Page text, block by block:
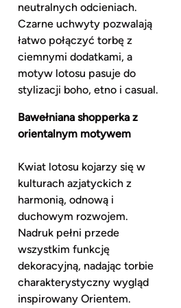
neutralnych odcieniach.
Czarne uchwyty pozwalają
łatwo połączyć torbę z
ciemnymi dodatkami, a
motyw lotosu pasuje do
stylizacji boho, etno i casual.
Bawełniana shopperka z
orientalnym motywem
Kwiat lotosu kojarzy się w
kulturach azjatyckich z
harmonią, odnową i
duchowym rozwojem.
Nadruk pełni przede
wszystkim funkcję
dekoracyjną, nadając torbie
charakterystyczny wygląd
inspirowany Orientem.